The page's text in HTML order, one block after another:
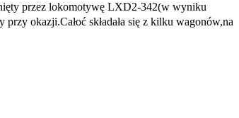
przez lokomotywę LXD2-342(w wyniku
okazji.Całoć składała się z kilku wagonów,na